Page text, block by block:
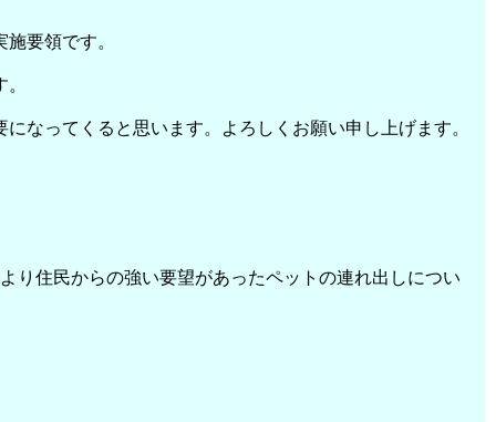
要領です。
なってくると思います。よろしくお願い申し上げます。
り住民からの強い要望があったペットの連れ出しについ